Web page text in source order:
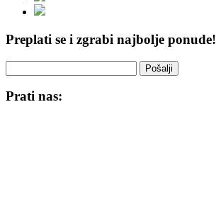
Preplati se i zgrabi najbolje ponude!
Pošalji
Prati nas: